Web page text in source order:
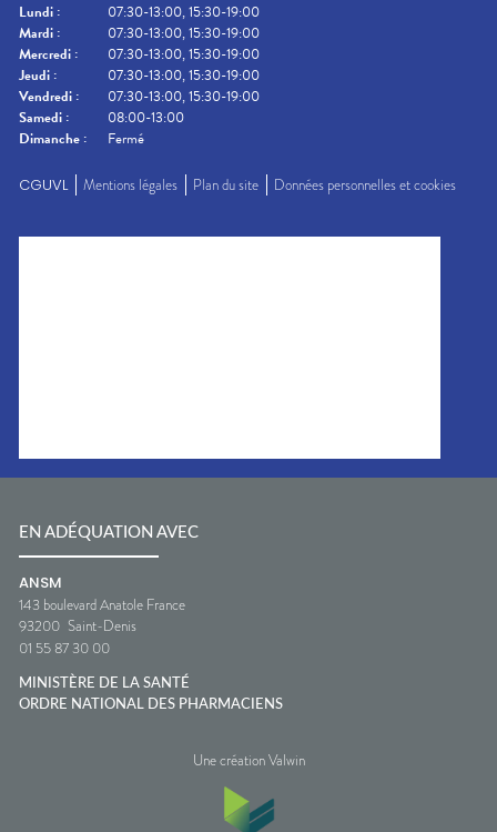
Lundi :
07:30-13:00, 15:30-19:00
Mardi :
07:30-13:00, 15:30-19:00
Mercredi :
07:30-13:00, 15:30-19:00
Jeudi :
07:30-13:00, 15:30-19:00
Vendredi :
07:30-13:00, 15:30-19:00
Samedi :
08:00-13:00
Dimanche : Fermé
CGUVL Mentions légales Plan du site Données personnelles et cookies
EN ADÉQUATION AVEC
ANSM
143 boulevard Anatole France
93200 Saint-Denis
01 55 87 30 00
MINISTÈRE DE LA SANTÉ
ORDRE NATIONAL DES PHARMACIENS
Une création Valwin